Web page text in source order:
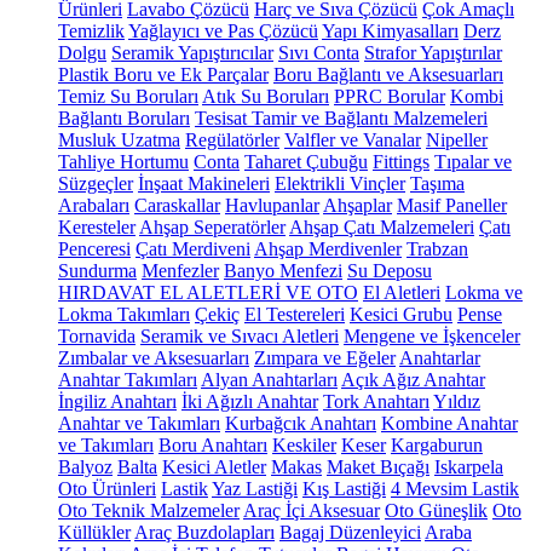
Ürünleri Lavabo Çözücü Harç ve Sıva Çözücü Çok Amaçlı
TemizlikYağlayıcı ve Pas Çözücü Yapı Kimyasalları Derz
Dolgu Seramik Yapıştırıcılar Sıvı Conta Strafor Yapıştırılar
Plastik Boru ve Ek Parçalar Boru Bağlantı ve Aksesuarları
Temiz Su Boruları Atık Su Boruları PPRC Borular Kombi
Bağlantı Boruları Tesisat Tamir ve Bağlantı Malzemeleri
Musluk Uzatma Regülatörler Valfler ve Vanalar Nipeller
Tahliye Hortumu Conta Taharet Çubuğu Fittings Tıpalar ve
Süzgeçler İnşaat Makineleri Elektrikli Vinçler Taşıma
Arabaları Caraskallar Havlupanlar Ahşaplar Masif Paneller
Keresteler Ahşap Seperatörler Ahşap Çatı Malzemeleri Çatı
Penceresi Çatı Merdiveni Ahşap Merdivenler Trabzan
Sundurma Menfezler Banyo Menfezi Su Deposu
HIRDAVAT EL ALETLERİ VE OTO El Aletleri Lokma ve
Lokma Takımları Çekiç El Testereleri Kesici Grubu Pense
Tornavida Seramik ve Sıvacı Aletleri Mengene ve İşkenceler
Zımbalar ve Aksesuarları Zımpara ve Eğeler Anahtarlar
Anahtar Takımları Alyan Anahtarları Açık Ağız Anahtar
İngiliz Anahtarı İki Ağızlı Anahtar Tork Anahtarı Yıldız
Anahtar ve Takımları Kurbağcık Anahtarı Kombine Anahtar
ve Takımları Boru Anahtarı Keskiler Keser Kargaburun
Balyoz Balta Kesici Aletler Makas Maket Bıçağı Iskarpela
Oto Ürünleri LastikYaz Lastiği Kış Lastiği 4 Mevsim Lastik
Oto Teknik Malzemeler Araç İçi Aksesuar Oto Güneşlik Oto
Küllükler Araç Buzdolapları Bagaj Düzenleyici Araba